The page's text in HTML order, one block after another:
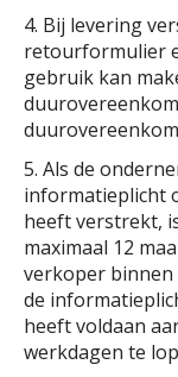
4. Bij levering
retourformulier
gebruik kan
5. Als de
informatieplicht
heeft verstrekt,
maximaal 12
verkoper binnen
de
heeft voldaan
werkdagen te